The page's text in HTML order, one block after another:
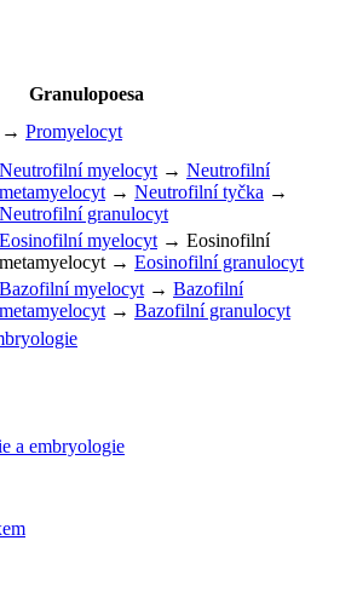
Granulopoesa
→ Promyelocyt
Neutrofilní myelocyt → Neutrofilní
metamyelocyt → Neutrofilní tyčka →
Neutrofilní granulocyt
Eosinofilní myelocyt → Eosinofilní
metamyelocyt → Eosinofilní granulocyt
Bazofilní myelocyt → Bazofilní
metamyelocyt → Bazofilní granulocyt
a embryologie